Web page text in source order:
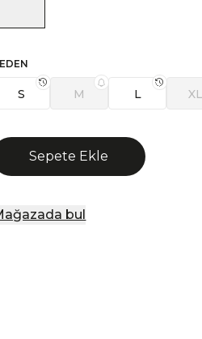
S M L XL
Sepete Ekle
bul